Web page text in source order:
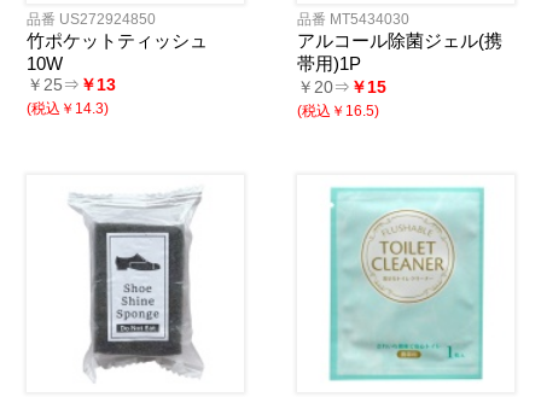
品番 US272924850
竹ポケットティッシュ
10W
￥25⇒ ￥13
(税込￥14.3)
品番 MT5434030
アルコール除菌ジェル(携
帯用)1P
￥20⇒ ￥15
(税込￥16.5)